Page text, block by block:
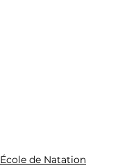
École de Natation